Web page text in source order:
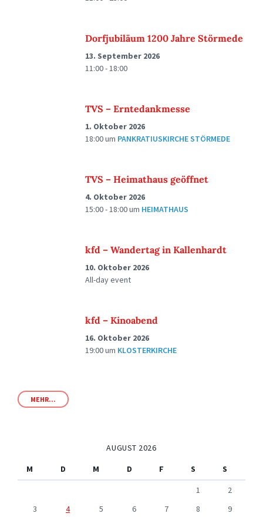
Dorfjubiläum 1200 Jahre Störmede
13. September 2026
11:00 - 18:00
TVS – Erntedankmesse
1. Oktober 2026
18:00um PANKRATIUSKIRCHE STÖRMEDE
TVS – Heimathaus geöffnet
4. Oktober 2026
15:00 - 18:00um HEIMATHAUS
kfd – Wandertag in Kallenhardt
10. Oktober 2026
All-day event
kfd – Kinoabend
16. Oktober 2026
19:00um KLOSTERKIRCHE
MEHR...
AUGUST 2026
M
D M D F S
S
1
2
3
4 5 6 7 8
9